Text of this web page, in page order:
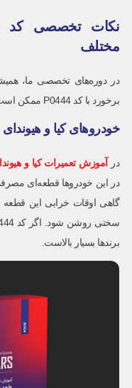
مختلف
در دوره‌های تخصصی ما،
برخورد با کد P0444 ممکن است در خودروهای مختلف کمی متفاوت باشد.
خودروهای کیا و هیوندای
در آموزش تعمیرات کیا و
در این خودروها قطعه‌ای
گاهی اوقات خرابی این
برندها بسیار بالاست.